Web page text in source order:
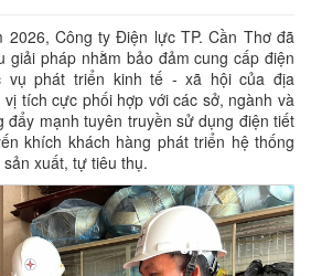
2026, Công ty Điện lực TP. Cần Thơ đã
giải pháp nhằm bảo đảm cung cấp điện
vụ phát triển kinh tế - xã hội của địa
tích cực phối hợp với các sở, ngành và
đẩy mạnh tuyên truyền sử dụng điện tiết
khích khách hàng phát triển hệ thống
xuất, tự tiêu thụ.